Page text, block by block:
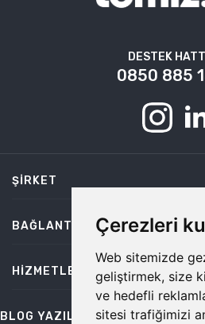
Çerezleri
Web sitemizde
geliştirmek, size
ve hedefli
sitesi trafiğimizi
DESTEK
0850 885
ŞIRKET
BAĞLANTILAR
HIZMETLER
BLOG YAZILARI